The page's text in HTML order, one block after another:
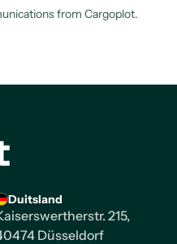
from Cargoplot.
Duitsland
215,
Düsseldorf